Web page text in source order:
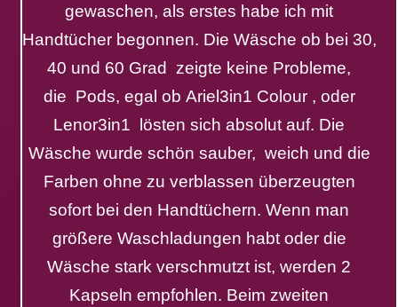
gewaschen, als erstes habe ich mit
Handtücher begonnen. Die Wäsche ob bei 30,
40 und 60 Grad zeigte keine Probleme,
die Pods, egal ob Ariel3in1 Colour , oder
Lenor3in1 lösten sich absolut auf. Die
Wäsche wurde schön sauber, weich und die
Farben ohne zu verblassen überzeugten
sofort bei den Handtüchern. Wenn man
größere Waschladungen habt oder die
Wäsche stark verschmutzt ist, werden 2
Kapseln empfohlen. Beim zweiten